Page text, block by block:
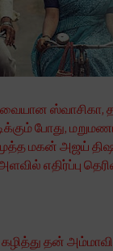
ஸ்வாசிகா,
போது, மறுமணம்
மகன் அஜய்
எதிர்ப்பு
தன்